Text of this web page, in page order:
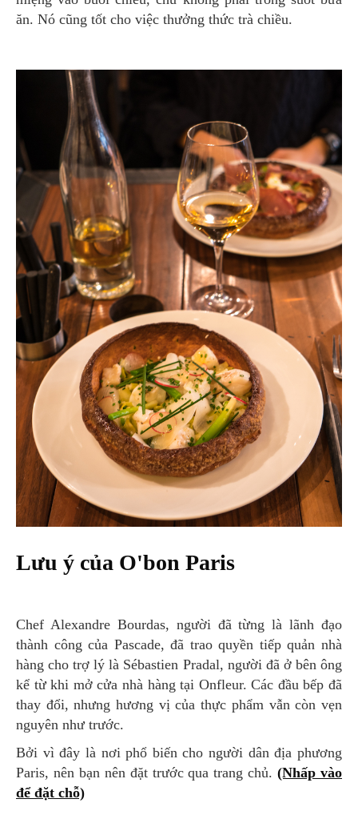
ăn. Nó cũng tốt cho việc thưởng thức trà chiều.
Lưu ý của O'bon Paris
Chef Alexandre Bourdas, người đã từng là lãnh đạo
thành công của Pascade, đã trao quyền tiếp quản nhà
hàng cho trợ lý là Sébastien Pradal, người đã ở bên ông
kể từ khi mở cửa nhà hàng tại Onfleur. Các đầu bếp đã
thay đổi, nhưng hương vị của thực phẩm vẫn còn vẹn
nguyên như trước.
Bởi vì đây là nơi phổ biến cho người dân địa phương
Paris, nên bạn nên đặt trước qua trang chủ.(Nhấp vào
để đặt chỗ)